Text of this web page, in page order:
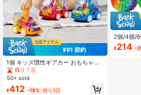
¥91 節約
1個 キッズ慣性ギアカー おもちゃ、
押すと動く、3歳以上の子供向け、ラ
ンダムカラー、男の子おもちゃ2歳、
思春期男の子おもちゃ、自閉症児童
向けおもちゃ、男の子おもちゃ、キ
残り 1 点
50+ sold
¥412 -18% 残り3日
2個/4個/6
ちゃセッ
ール、レ
¥214 -